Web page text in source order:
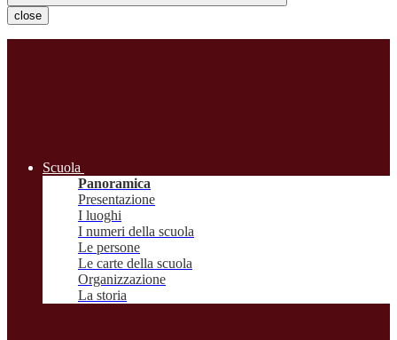
close
Scuola
Panoramica
Presentazione
I luoghi
I numeri della scuola
Le persone
Le carte della scuola
Organizzazione
La storia